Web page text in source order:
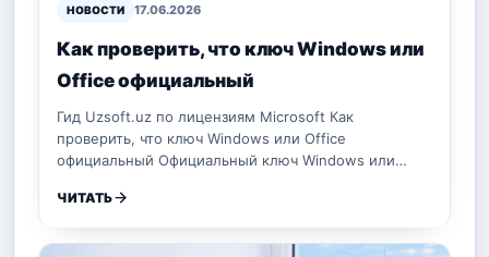
НОВОСТИ 17.06.2026
Как проверить, что ключ Windows или
Office официальный
Гид Uzsoft.uz по лицензиям Microsoft Как
проверить, что ключ Windows или Office
официальный Официальный ключ Windows или…
ЧИТАТЬ